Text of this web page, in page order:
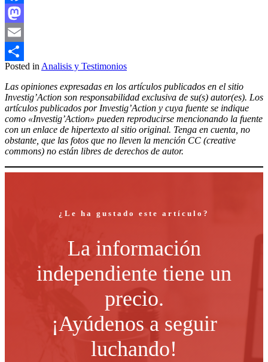
Facebook
Mastodon
Email
Compartir
Posted in Analisis y Testimonios
Las opiniones expresadas en los artículos publicados en el sitio
Investig’Action son responsabilidad exclusiva de su(s) autor(es). Los
artículos publicados por Investig’Action y cuya fuente se indique
como «Investig’Action» pueden reproducirse mencionando la fuente
con un enlace de hipertexto al sitio original. Tenga en cuenta, no
obstante, que las fotos que no lleven la mención CC (creative
commons) no están libres de derechos de autor.
¿Le ha gustado este artículo?
La información
independiente tiene un
precio.
¡Ayúdenos a seguir
luchando!